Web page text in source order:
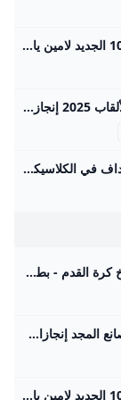
لامين يامال: نجم برشلونة وصاحب الرقم 10 الجديد لامين يامال هو واحد من ألمع النجوم الصاعدين في كرة القدم العالمية، ويلعب حاليًا في صفوف نادي برشلونة الإسباني. بدأ مسيرته الاحترافية مع الفريق الأول في موسم 2023-2024، ومنذ ذلك الحين أثبت نفسه كلاعب جناح موهوب بمهارات فنية عالية وقدرة كبيرة على صناعة الفرص وتسجيل الأهداف. خلال موسم 2023-2024، خاض 37 مباراة في الدوري الإسباني سجل خلالها 5 أهداف وقدم 10 تمريرات حاسمة، كما شارك في 10 مباريات أوروبية دون تسجيل، ليصل إجمالي مشاركاته ذلك الموسم إلى 50 مباراة مع تسجيل 7 أهداف في جميع البطولات.
لامين يامال.. نجم برشلونة وصانع الألقاب 2025 إنجازات لامين يامال في موسم 2024-2025 قدم لامين يامال موسمًا استثنائيًا مع نادي برشلونة وحدد نفسه كنجم صاعد في الكرة العالمية. فقد اختير كأفضل لاعب في العالم للموسم 2024-2025 من قبل صحيفة ماركا الإسبانية، متفوقًا على نجوم كبار مثل عثمان ديمبيلي وفيتينيا وفينيسيوس جونيور، حيث حصل على 3310 نقطة في تصويت لجنة تحكيم دولية مكونة من 133 عضوًا من صحفيين ولاعبين ومدربين سابقين. سجّل يامال 18 هدفًا وقدم 25 تمريرة حاسمة في مختلف البطولات، منها 9 أهداف و15 تمريرة حاسمة في الدوري الإسباني، و5 أهداف و4 تمريرات في دوري أبطال أوروبا، بالإضافة إلى أهداف وتمريرات حاسمة في كأس الملك وكأس السوبر الإسباني.
لامين يامال: نجم برشلونة وأصغر هداف في الكلاسيكو 2024 لامين يامال هو لاعب كرة قدم إسباني ناشئ أذهل المشاهدين والأخصائيين في موسم 2023-2024 بعد سلسلة من الإنجازات والأرقام القياسية التي حطمها على المستويين المحلي والدولي. في هذا الموسم، شارك يامال في 64 مباراة سجل خلالها 10 أهداف وقدم 14 تمريرة حاسمة، مما يجعله واحداً من أهم لاعبي فريق برشلونة ومنتخب إسبانيا الشاب. تم تصعيده للفريق الأول في برشلونة تحت قيادة المدرب تشافي هيرنانديز في صيف 2023 ونجح بسرعة في حجز مكانه الأساسي بفضل مهاراته في المراوغة والتمريرات الحاسمة والأهداف الحاسمة.
لامين يامال يختار أعظم لاعب في تاريخ كرة القدم - بطولات اختار الإسباني الدولي لامين يامال نجم الفريق الأول لكرة القدم بنادي برشلونة، أعظم لاعب في تاريخ كرة القدم على مر العصور. كتبشهاب محمدالأربعاء 9 يوليو 2025 ,10:00 م اخر تحديث 9 يوليو 2025 ,10:07 م اختار الإسباني الدولي لامين يامال نجم الفريق الأول لكرة القدم بنادي برشلونة، أعظم لاعب في تاريخ كرة القدم على مر العصور. ويقدم لامين يامال مستويات رائعة رفقة برشلونة، وقادهم للتتويج بالثلاثية المحلية الموسم الماضي، ونال إشادات واسعة من نجوم كرة القدم، حتى قارنوه بالأسطورة ليونيل ميسي.
لامين يامال: نجم برشلونة الواعد وصانع المجد إنجازات لامين يامال التفصيلية في كرة القدم لامين يامال حقق إنجازات قياسية مذهلة في بداية مسيرته الكروية، ما يجعله من أبرز المواهب الصاعدة في العالم. في عمر 18 عامًا، أصبح يحمل الرقم القياسي الأوروبي لأكثر المراهقين حصولًا على البطولات الكبرى في القرن الحالي، حيث حصد أربعة ألقاب بارزة تمثلت في لقبين في الدوري الإسباني، وكأس إسبانيا، وبطولة أمم أوروبا مع منتخب إسبانيا. هذا الإنجاز لا يضاهيه فيه أي لاعب صاعد آخر، ويظهر تأثيره القوي في كل من النادي والمنتخب الوطني خلال فترة قصيرة جدًا.
لامين يامال: نجم برشلونة وصاحب الرقم 10 الجديد لامين يامال هو واحد من ألمع النجوم الصاعدين في كرة القدم العالمية، ويلعب حاليًا في صفوف نادي برشلونة الإسباني. بدأ مسيرته الاحترافية مع الفريق الأول في موسم 2023-2024، ومنذ ذلك الحين أثبت نفسه كلاعب جناح موهوب بمهارات فنية عالية وقدرة كبيرة على صناعة الفرص وتسجيل الأهداف. خلال موسم 2023-2024، خاض 37 مباراة في الدوري الإسباني سجل خلالها 5 أهداف وقدم 10 تمريرات حاسمة، كما شارك في 10 مباريات أوروبية دون تسجيل، ليصل إجمالي مشاركاته ذلك الموسم إلى 50 مباراة مع تسجيل 7 أهداف في جميع البطولات.